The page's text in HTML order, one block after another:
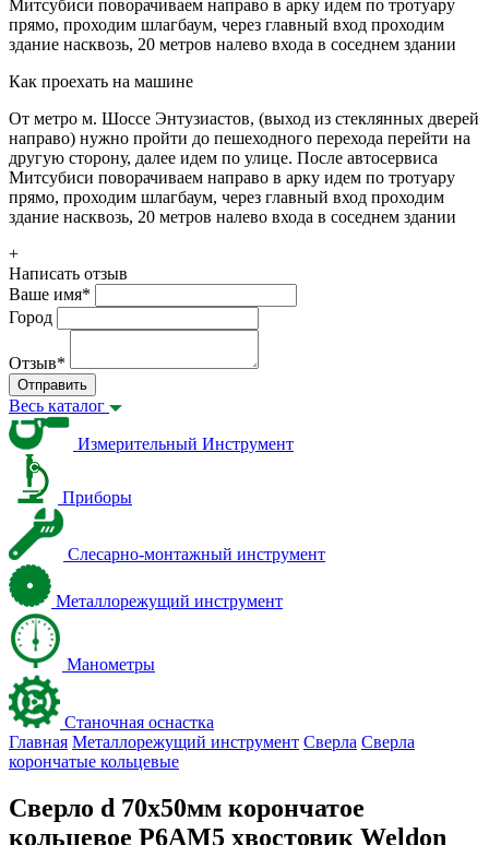
Митсубиси поворачиваем направо в арку идем по тротуару
прямо, проходим шлагбаум, через главный вход проходим
здание насквозь, 20 метров налево входа в соседнем здании
Как проехать на машине
От метро м. Шоссе Энтузиастов, (выход из стеклянных дверей
направо) нужно пройти до пешеходного перехода перейти на
другую сторону, далее идем по улице. После автосервиса
Митсубиси поворачиваем направо в арку идем по тротуару
прямо, проходим шлагбаум, через главный вход проходим
здание насквозь, 20 метров налево входа в соседнем здании
+
Написать отзыв
Ваше имя*
Город
Отзыв*
Отправить
Весь каталог
Измерительный Инструмент
Приборы
Слесарно-монтажный инструмент
Металлорежущий инструмент
Манометры
Станочная оснастка
Главная Металлорежущий инструмент Сверла Сверла
корончатые кольцевые
Сверло d 70х50мм корончатое
кольцевое Р6АМ5 хвостовик Weldon